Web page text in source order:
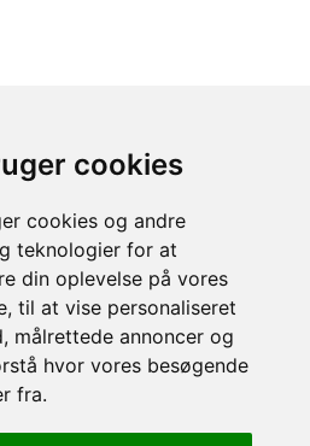
cookies
cookies og andre
teknologier for at
din oplevelse på vores
til at vise personaliseret
målrettede annoncer og
hvor vores besøgende
fra.